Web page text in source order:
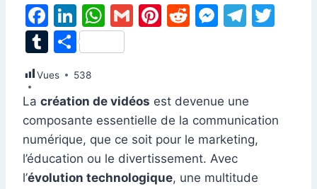
F
a
c
e
b
o
o
k
Li
n
k
e
dI
n
W
h
at
A
p
p
G
Pi
st
R
t
M
e
n
g
er
T
a
m
T
m
bl
r
P
ar
ta
g
er
Vues 538
La création de vidéos est devenue une
composante essentielle de la communication
numérique, que ce soit pour le marketing,
l’éducation ou le divertissement. Avec
l’évolution technologique, une multitude